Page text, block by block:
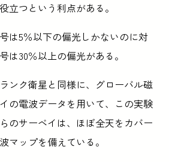
立つという利点がある。
は5％以下の偏光しかないのに対
は30％以上の偏光がある。
ンク衛星と同様に、グローバル磁
の電波データを用いて、この実験
のサーベイは、ほぼ全天をカバー
マップを備えている。